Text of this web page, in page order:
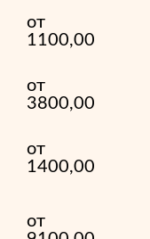
от
1100,00
от
3800,00
от
1400,00
от